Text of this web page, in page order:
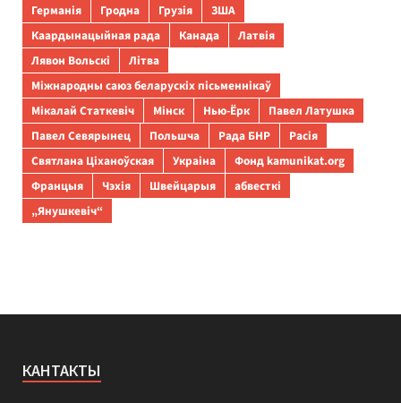
Германія
Гродна Грузія
ЗША
Каардынацыйная рада
Канада
Латвія
Лявон Вольскі
Літва
Міжнародны саюз беларускіх пісьменнікаў
Мікалай Статкевіч
Мінск Нью-Ёрк
Павел Латушка
Павел Севярынец
Польшча Рада БНР
Расія
Святлана Ціханоўская
Украіна
Фонд kamunikat.org
Францыя
Чэхія Швейцарыя
абвесткі
„Янушкевіч“
КАНТАКТЫ